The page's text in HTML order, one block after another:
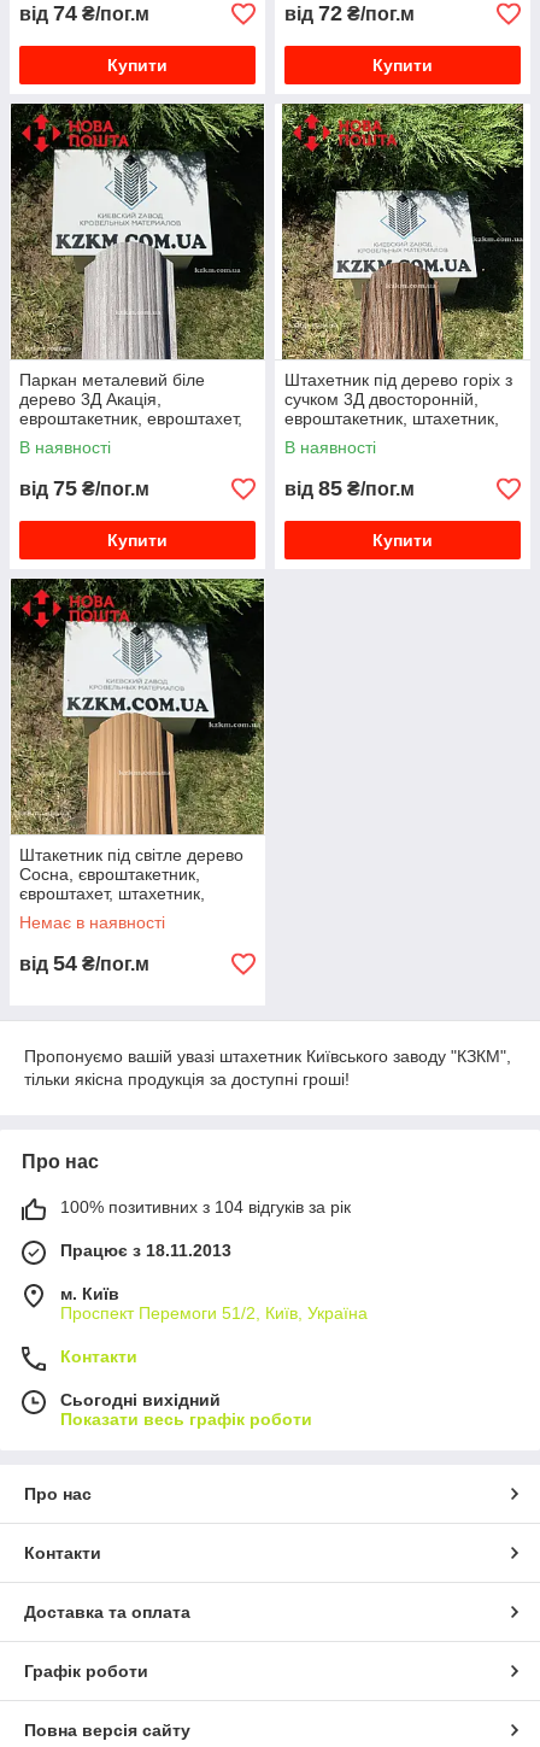
від 74 ₴/пог.м
Купити
від 72 ₴/пог.м
Купити
Паркан металевий біле
дерево 3Д Акація,
евроштакетник, евроштахет,
штахетник посилений,
паркан
В наявності
від 75 ₴/пог.м
Купити
Штахетник під дерево горіх з
сучком 3Д двосторонній,
евроштакетник, штахетник,
металевий, фотопринт,
паркан
В наявності
від 85 ₴/пог.м
Купити
Штакетник під світле дерево
Сосна, євроштакетник,
євроштахет, штахетник,
металевий, фотопринт
Немає в наявності
від 54 ₴/пог.м
Пропонуємо вашій увазі штахетник Київського заводу "КЗКМ",
тільки якісна продукція за доступні гроші!
Про нас
100% позитивних з 104 відгуків за рік
Працює з 18.11.2013
м. Київ
Проспект Перемоги 51/2, Київ, Україна
Контакти
Сьогодні вихідний
Показати весь графік роботи
Про нас
Контакти
Доставка та оплата
Графік роботи
Повна версія сайту